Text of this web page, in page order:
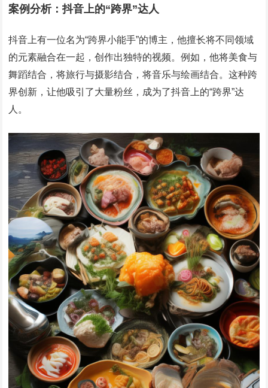
案例分析：抖音上的“跨界”达人
抖音上有一位名为“跨界小能手”的博主，他擅长将不同领域
的元素融合在一起，创作出独特的视频。例如，他将美食与
舞蹈结合，将旅行与摄影结合，将音乐与绘画结合。这种跨
界创新，让他吸引了大量粉丝，成为了抖音上的“跨界”达
人。